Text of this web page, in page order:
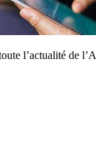
l’actualité de